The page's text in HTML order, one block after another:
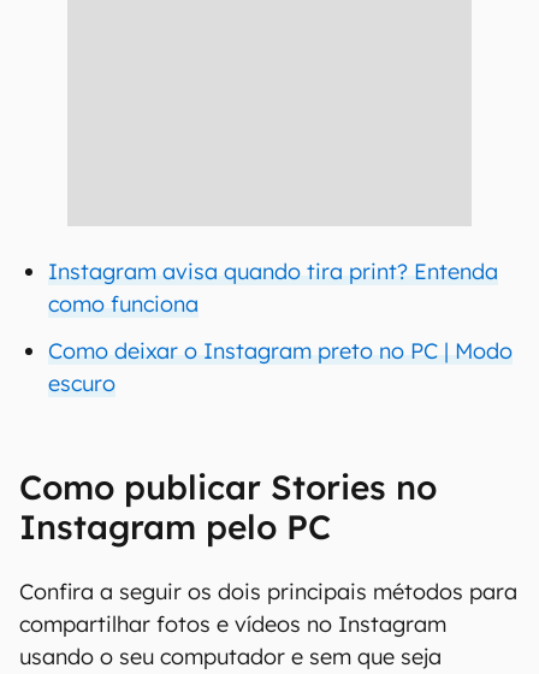
Instagram avisa quando tira print? Entenda
como funciona
Como deixar o Instagram preto no PC | Modo
escuro
Como publicar Stories no
Instagram pelo PC
Confira a seguir os dois principais métodos para
compartilhar fotos e vídeos no Instagram
usando o seu computador e sem que seja